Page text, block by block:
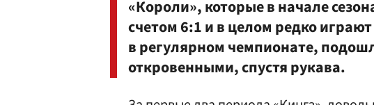
«Короли», которые в начале
счетом 6:1 и в целом редко
в регулярном чемпионате,
откровенными, спустя рукава.